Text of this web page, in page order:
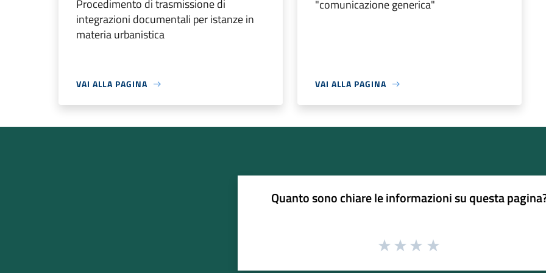
Procedimento di trasmissione di
integrazioni documentali per istanze in
materia urbanistica
VAI ALLA PAGINA
"comunicazione generica"
VAI ALLA PAGINA
Quanto sono chiare le informazioni su questa